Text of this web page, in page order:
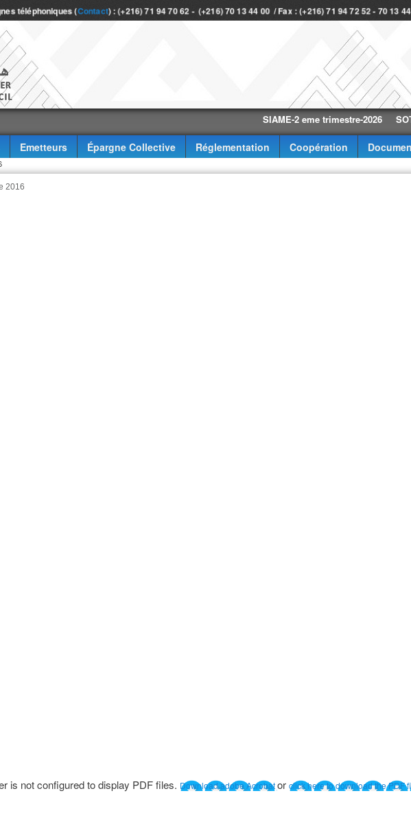
téléphoniques (Contact) : (+216) 71 94 70 62 - (+216) 70 13 44 00 / Fax : (+216) 71 94 72 52 - 70 13
SIAME-2 eme trimestre-2026
Emetteurs Épargne Collective Réglementation Coopération
2016
is not configured to display PDF files. Download adobe Acrobator click here to download the PDF